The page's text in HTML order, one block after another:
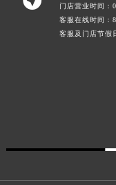
门店营业时间：
客服在线时间：
客服及门店节假